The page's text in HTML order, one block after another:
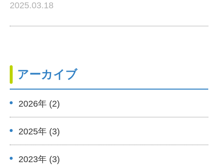
2025.03.18
アーカイブ
2026年 (2)
2025年 (3)
2023年 (3)